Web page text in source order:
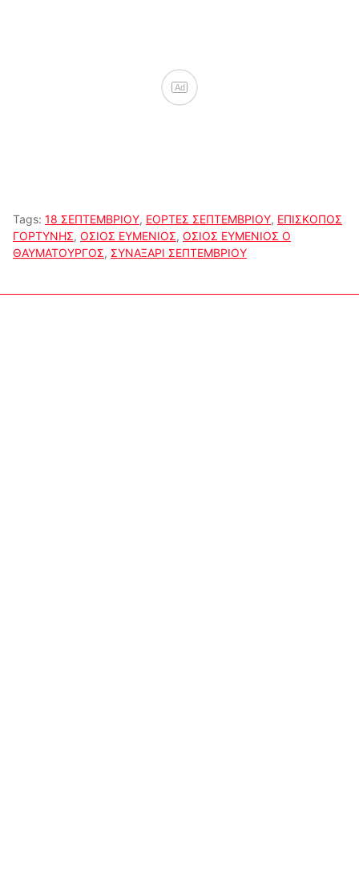
Ad
Tags: 18 ΣΕΠΤΕΜΒΡΙΟΥ, ΕΟΡΤΕΣ ΣΕΠΤΕΜΒΡΙΟΥ, ΕΠΙΣΚΟΠΟΣ
ΓΟΡΤΥΝΗΣ, ΟΣΙΟΣ ΕΥΜΕΝΙΟΣ, ΟΣΙΟΣ ΕΥΜΕΝΙΟΣ Ο
ΘΑΥΜΑΤΟΥΡΓΟΣ, ΣΥΝΑΞΑΡΙ ΣΕΠΤΕΜΒΡΙΟΥ